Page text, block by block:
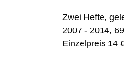
Zwei Hefte,
2007 - 2014,
Einzelpreis 14